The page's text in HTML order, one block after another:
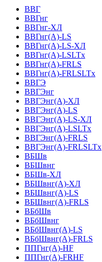
ВВГ
ВВГнг
ВВГнг-ХЛ
ВВГнг(А)-LS
ВВГнг(А)-LS-ХЛ
ВВГнг(А)-LSLTx
ВВГнг(А)-FRLS
ВВГнг(А)-FRLSLTx
ВВГЭ
ВВГЭнг
ВВГЭнг(A)-ХЛ
ВВГЭнг(А)-LS
ВВГЭнг(А)-LS-ХЛ
ВВГЭнг(А)-LSLTx
ВВГЭнг(А)-FRLS
ВВГЭнг(А)-FRLSLTx
ВБШв
ВБШвнг
ВБШв-ХЛ
ВБШвнг(A)-ХЛ
ВБШвнг(A)-LS
ВБШвнг(A)-FRLS
ВБбШв
ВБбШвнг
ВБбШвнг(A)-LS
ВБбШвнг(A)-FRLS
ППГнг(А)-HF
ППГнг(А)-FRHF